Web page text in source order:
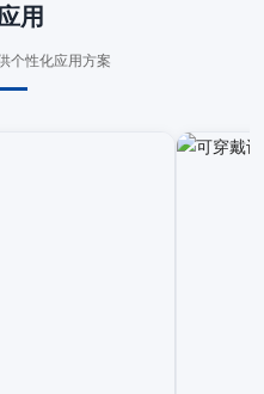
用
个性化应用方案